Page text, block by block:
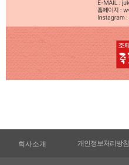
회사소개 개인정보처리방침